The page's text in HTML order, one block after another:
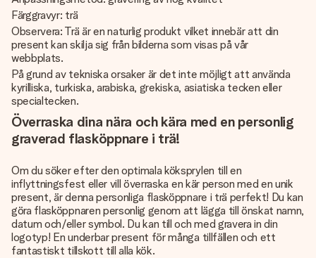
Färggravyr: trä
Observera: Trä är en naturlig produkt vilket innebär att din
present kan skilja sig från bilderna som visas på vår
webbplats.
På grund av tekniska orsaker är det inte möjligt att använda
kyrilliska, turkiska, arabiska, grekiska, asiatiska tecken eller
specialtecken.
Överraska dina nära och kära med en personlig
graverad flasköppnare i trä!
Om du söker efter den optimala köksprylen till en
inflyttningsfest eller vill överraska en kär person med en unik
present, är denna personliga flasköppnare i trä perfekt! Du kan
göra flasköppnaren personlig genom att lägga till önskat namn,
datum och/eller symbol. Du kan till och med gravera in din
logotyp! En underbar present för många tillfällen och ett
fantastiskt tillskott till alla kök.